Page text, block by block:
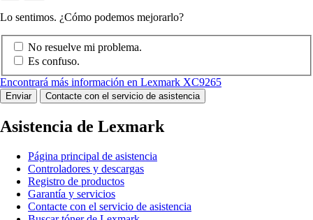
Lo sentimos. ¿Cómo podemos mejorarlo?
No resuelve mi problema.
Es confuso.
Encontrará más información en Lexmark XC9265
Enviar Contacte con el servicio de asistencia
Asistencia de Lexmark
Página principal de asistencia
Controladores y descargas
Registro de productos
Garantía y servicios
Contacte con el servicio de asistencia